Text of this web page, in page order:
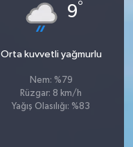
9°
Orta kuvvetli yağmurlu
Nem: %79
Rüzgar: 8 km/h
Yağış Olasılığı: %83